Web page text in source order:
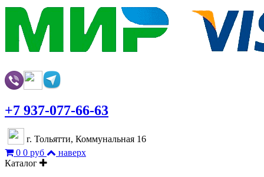
+7 937-077-66-63
г. Тольятти, Коммунальная 16
0 0 руб
наверх
Каталог